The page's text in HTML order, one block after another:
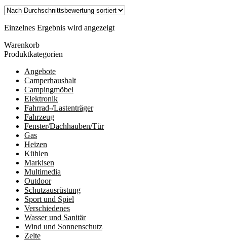
Einzelnes Ergebnis wird angezeigt
Warenkorb
Produktkategorien
Angebote
Camperhaushalt
Campingmöbel
Elektronik
Fahrrad-/Lastenträger
Fahrzeug
Fenster/Dachhauben/Tür
Gas
Heizen
Kühlen
Markisen
Multimedia
Outdoor
Schutzausrüstung
Sport und Spiel
Verschiedenes
Wasser und Sanitär
Wind und Sonnenschutz
Zelte